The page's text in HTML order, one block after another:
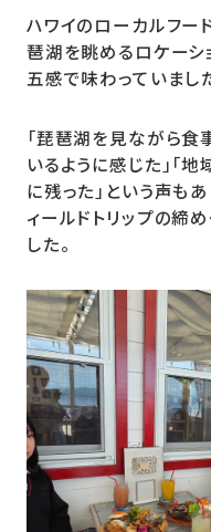
ハワイのローカルフー
琶湖を眺めるロケーシ
五感で味わっていまし
「琵琶湖を見ながら食
いるように感じた」「
に残った」という声も
ィールドトリップの締
した。